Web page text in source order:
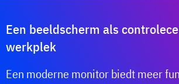
Een beeldscherm als
werkplek
Een moderne monitor biedt meer